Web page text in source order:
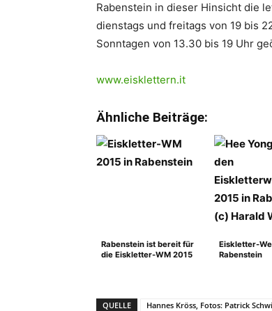
Rabenstein in dieser Hinsicht die
dienstags und freitags von 19 bis
Sonntagen von 13.30 bis 19 Uhr
www.eisklettern.it
Ähnliche Beiträge:
Rabenstein ist bereit für
die Eiskletter-WM 2015
Eiskletter-
Rabenstein
QUELLE
Hannes Kröss, Fotos: Patrick